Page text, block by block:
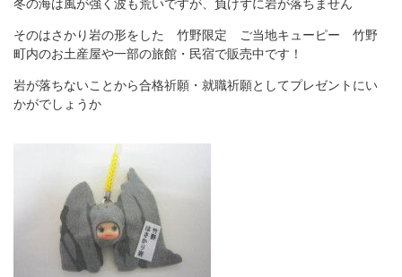
そのはさかり岩の形をした 竹野限定 ご当地キューピー 竹野
町内のお土産屋や一部の旅館・民宿で販売中です！
岩が落ちないことから合格祈願・就職祈願としてプレゼントにい
かがでしょうか